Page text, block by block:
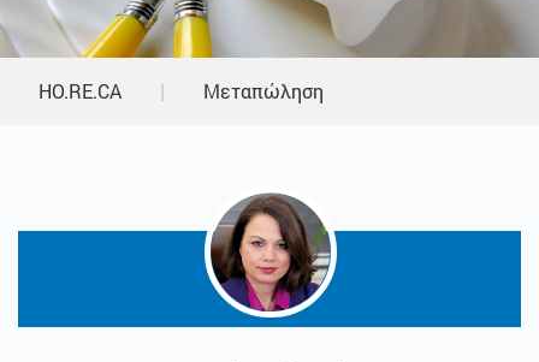
HO.RE.CA | Μεταπώληση